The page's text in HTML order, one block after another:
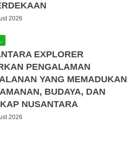
2026
EXPLORER
PENGALAMAN
YANG MEMADUKAN
BUDAYA, DAN
NUSANTARA
2026